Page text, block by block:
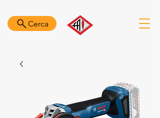
Cerca